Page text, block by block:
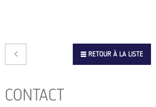
RETOUR À LA LISTE
CONTACT